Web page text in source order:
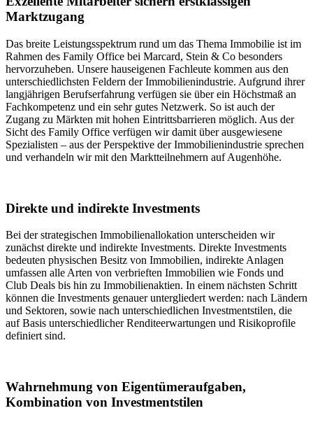
Marktzugang
Das breite Leistungsspektrum rund um das Thema Immobilie ist im
Rahmen des Family Office bei Marcard, Stein & Co besonders
hervorzuheben. Unsere hauseigenen Fachleute kommen aus den
unterschiedlichsten Feldern der Immobilienindustrie. Aufgrund ihrer
langjährigen Berufserfahrung verfügen sie über ein Höchstmaß an
Fachkompetenz und ein sehr gutes Netzwerk. So ist auch der
Zugang zu Märkten mit hohen Eintrittsbarrieren möglich. Aus der
Sicht des Family Office verfügen wir damit über ausgewiesene
Spezialisten – aus der Perspektive der Immobilienindustrie sprechen
und verhandeln wir mit den Marktteilnehmern auf Augenhöhe.
Direkte und indirekte Investments
Bei der strategischen Immobilienallokation unterscheiden wir
zunächst direkte und indirekte Investments. Direkte Investments
bedeuten physischen Besitz von Immobilien, indirekte Anlagen
umfassen alle Arten von verbrieften Immobilien wie Fonds und
Club Deals bis hin zu Immobilienaktien. In einem nächsten Schritt
können die Investments genauer untergliedert werden: nach Ländern
und Sektoren, sowie nach unterschiedlichen Investmentstilen, die
auf Basis unterschiedlicher Renditeerwartungen und Risikoprofile
definiert sind.
Wahrnehmung von Eigentümeraufgaben,
Kombination von Investmentstilen